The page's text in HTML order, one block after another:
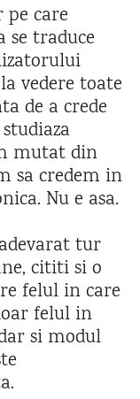
care
se traduce
vedere toate
de a crede
mutat din
sa credem in
Nu e asa.
tur
cititi si o
felul in care
felul in
si modul